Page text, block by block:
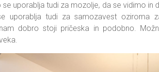
uporablja tudi za mozolje, da se vidimo in
uporablja tudi za samozavest oziroma
dobro stoji pričeska in podobno.